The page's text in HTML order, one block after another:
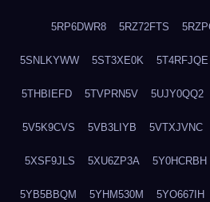
5RP6DWR8 5RZ72FTS
5SNLKYWW 5ST3XE0K 5T4RFJQE
5THBIEFD 5TVPRN5V 5UJY0QQ2
5V5K9CVS 5VB3LIYB 5VTXJVNC
5XSF9JLS 5XU6ZP3A 5Y0HCRBH
5YB5BBQM 5YHM530M 5YO667IH